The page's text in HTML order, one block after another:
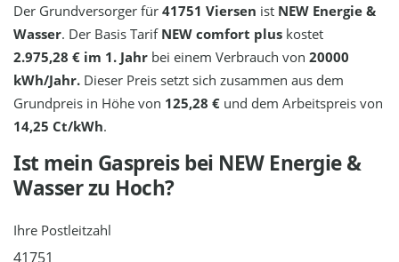
Der Grundversorger für41751 Viersen ist NEW Energie &
Wasser. Der Basis Tarif NEW comfort plus kostet
2.975,28 € im 1. Jahr bei einem Verbrauch von20000
kWh/Jahr. Dieser Preis setzt sich zusammen aus dem
Grundpreis in Höhe von 125,28 € und dem Arbeitspreis von
14,25 Ct/kWh.
Ist mein Gaspreis bei NEW Energie &
Wasserzu Hoch?
Ihre Postleitzahl